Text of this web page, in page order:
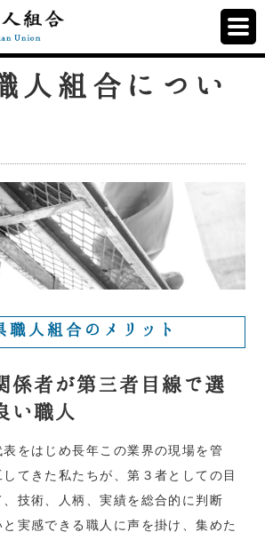
人組合につい
職人組合のメリット
係者が第三者目線で選
い職人
表をはじめ長年この業界の現場を管
てきた私たちが、第３者としての目
技術、人柄、実績を総合的に判断
と実感できる職人に声を掛け、集めた